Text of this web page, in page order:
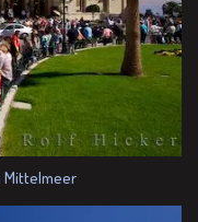
Mittelmeer